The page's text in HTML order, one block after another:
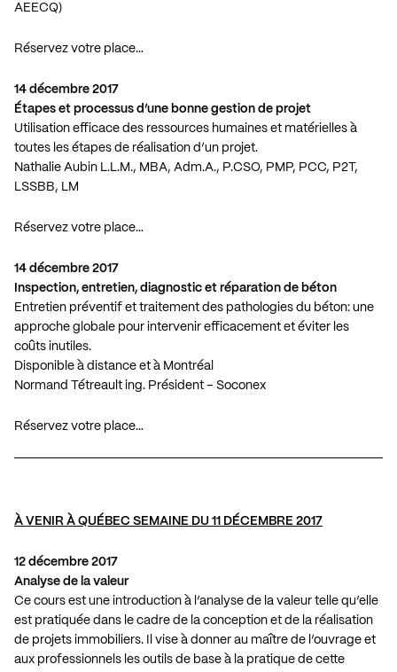
AEECQ)
Réservez votre place…
14 décembre 2017
Étapes et processus d’une bonne gestion de projet
Utilisation efficace des ressources humaines et matérielles à
toutes les étapes de réalisation d’un projet.
Nathalie Aubin L.L.M., MBA, Adm.A., P.CSO, PMP, PCC, P2T,
LSSBB, LM
Réservez votre place…
14 décembre 2017
Inspection, entretien, diagnostic et réparation de béton
Entretien préventif et traitement des pathologies du béton: une
approche globale pour intervenir efficacement et éviter les
coûts inutiles.
Disponible à distance et à Montréal
Normand Tétreault ing. Président – Soconex
Réservez votre place…
À VENIR À QUÉBEC SEMAINE DU 11 DÉCEMBRE 2017
12 décembre 2017
Analyse de la valeur
Ce cours est une introduction à l’analyse de la valeur telle qu’elle
est pratiquée dans le cadre de la conception et de la réalisation
de projets immobiliers. Il vise à donner au maître de l’ouvrage et
aux professionnels les outils de base à la pratique de cette